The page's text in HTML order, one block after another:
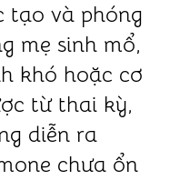
tạo và phóng
mẹ sinh mổ,
khó hoặc cơ
từ thai kỳ,
diễn ra
chưa ổn